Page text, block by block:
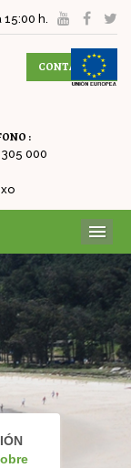
15:00 h.
CONTACTAR
:
000